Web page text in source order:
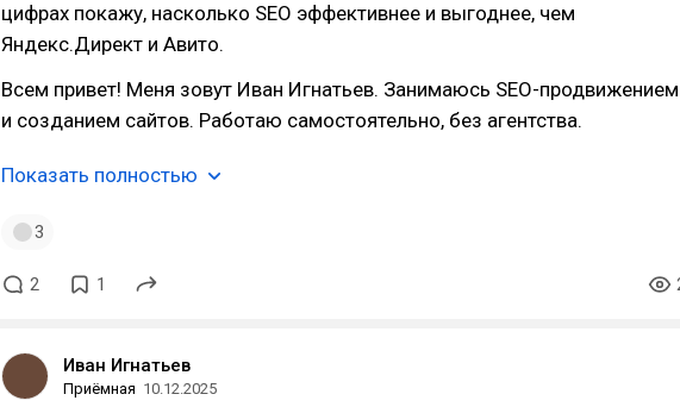
цифрах покажу, насколько SEO эффективнее и выгоднее, чем
Яндекс.Директ и Авито.
Всем привет! Меня зовут Иван Игнатьев. Занимаюсь SEO-продвижением
и созданием сайтов. Работаю самостоятельно, без агентства.
Показать полностью
3
2 1
Иван Игнатьев
Приёмная 10.12.2025